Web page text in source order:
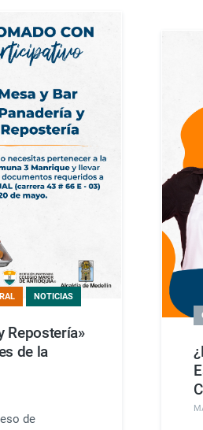
NOTICIAS
Repostería»
de la
de